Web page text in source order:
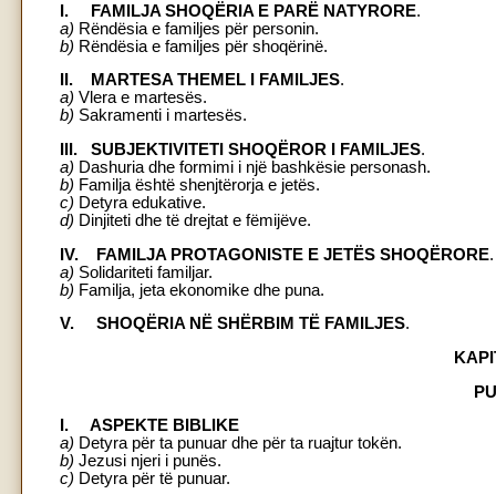
I. FAMILJA SHOQËRIA E PARË NATYRORE.
a) Rëndësia e familjes për personin.
b) Rëndësia e familjes për shoqërinë.
II. MARTESA THEMEL I FAMILJES.
a) Vlera e martesës.
b) Sakramenti i martesës.
III. SUBJEKTIVITETI SHOQËROR I FAMILJES.
a) Dashuria dhe formimi i një bashkësie personash.
b) Familja është shenjtërorja e jetës.
c) Detyra edukative.
d) Dinjiteti dhe të drejtat e fëmijëve.
IV. FAMILJA PROTAGONISTE E JETËS SHOQËRORE.
a) Solidariteti familjar.
b) Familja, jeta ekonomike dhe puna.
V. SHOQËRIA NË SHËRBIM TË FAMILJES.
I. ASPEKTE BIBLIKE
a) Detyra për ta punuar dhe për ta ruajtur tokën.
b) Jezusi njeri i punës.
c) Detyra për të punuar.